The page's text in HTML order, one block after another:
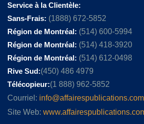
Service à la Clientèle:
Sans-Frais: (1888) 672-5852
Région de Montréal: (514) 600-5994
Région de Montréal: (514) 418-3920
Région de Montréal: (514) 612-0498
Rive Sud:(450) 486 4979
Télécopieur:(1 888) 962-5852
Courriel: info@affairespublications.com
Site Web: